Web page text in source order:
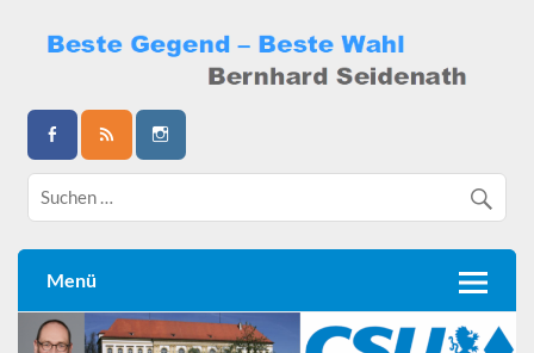
content
Bernhard Seidenath
Menü